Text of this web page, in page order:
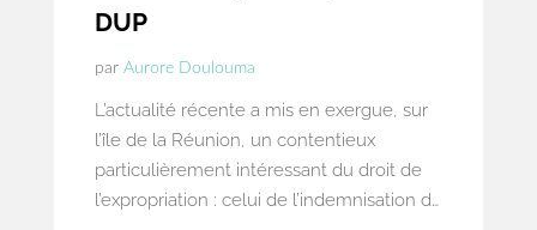
DUP
par Aurore Doulouma
L’actualité récente a mis en exergue, sur
l’île de la Réunion, un contentieux
particulièrement intéressant du droit de
l’expropriation : celui de l’indemnisation de